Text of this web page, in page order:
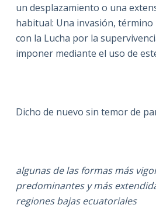
un desplazamiento o una
habitual: Una invasión, término
con la Lucha por la
imponer mediante el uso de
Dicho de nuevo sin temor de
algunas de las formas más
predominantes y más
regiones bajas ecuatoriales